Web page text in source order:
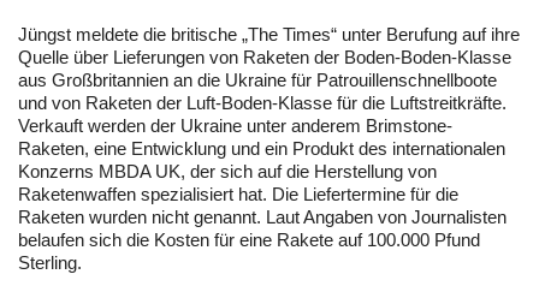
Jüngst meldete die britische „The Times“ unter Berufung auf ihre
Quelle über Lieferungen von Raketen der Boden-Boden-Klasse
aus Großbritannien an die Ukraine für Patrouillenschnellboote
und von Raketen der Luft-Boden-Klasse für die Luftstreitkräfte.
Verkauft werden der Ukraine unter anderem Brimstone-
Raketen, eine Entwicklung und ein Produkt des internationalen
Konzerns MBDA UK, der sich auf die Herstellung von
Raketenwaffen spezialisiert hat. Die Liefertermine für die
Raketen wurden nicht genannt. Laut Angaben von Journalisten
belaufen sich die Kosten für eine Rakete auf 100.000 Pfund
Sterling.